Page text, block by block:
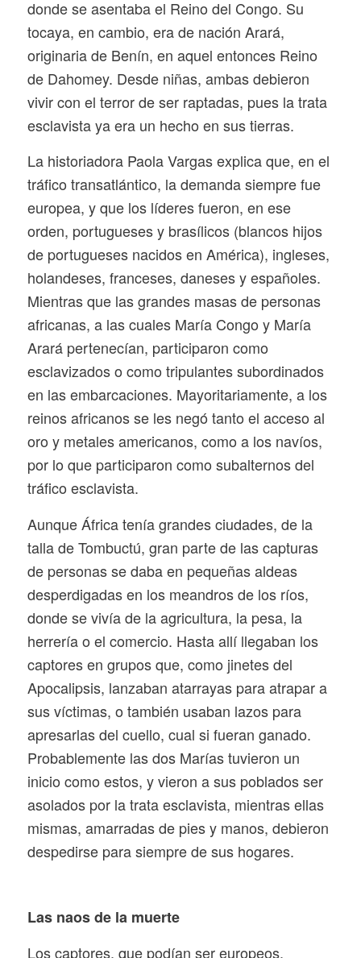
donde se asentaba el Reino del Congo. Su
tocaya, en cambio, era de nación Arará,
originaria de Benín, en aquel entonces Reino
de Dahomey. Desde niñas, ambas debieron
vivir con el terror de ser raptadas, pues la trata
esclavista ya era un hecho en sus tierras.
La historiadora Paola Vargas explica que, en el
tráfico transatlántico, la demanda siempre fue
europea, y que los líderes fueron, en ese
orden, portugueses y brasílicos(blancos hijos
de portugueses nacidos en América), ingleses,
holandeses, franceses, daneses y españoles.
Mientras que las grandes masas de personas
africanas, a las cuales María Congo y María
Arará pertenecían, participaron como
esclavizados o como tripulantes subordinados
en las embarcaciones. Mayoritariamente, a los
reinos africanos se les negó tanto el acceso al
oro y metales americanos, como a los navíos,
por lo que participaron como subalternos del
tráfico esclavista.
Aunque África tenía grandes ciudades, de la
talla de Tombuctú, gran parte de las capturas
de personas se daba en pequeñas aldeas
desperdigadas en los meandros de los ríos,
donde se vivía de la agricultura, la pesa, la
herrería o el comercio. Hasta allí llegaban los
captores en grupos que, como jinetes del
Apocalipsis, lanzaban atarrayas para atrapar a
sus víctimas, o también usaban lazos para
apresarlas del cuello, cual si fueran ganado.
Probablemente las dos Marías tuvieron un
inicio como estos, y vieron a sus poblados ser
asolados por la trata esclavista, mientras ellas
mismas, amarradas de pies y manos, debieron
despedirse para siempre de sus hogares.
Las naos de la muerte
Los captores, que podían ser europeos,